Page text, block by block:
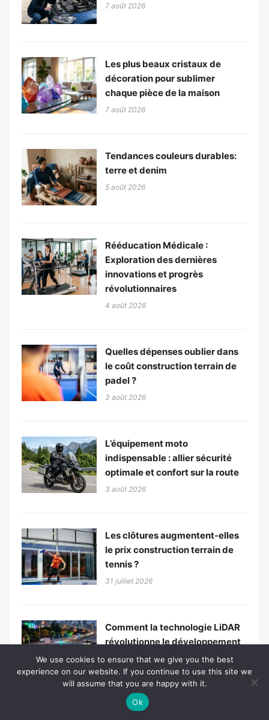
7 août 2026
Les plus beaux cristaux de
décoration pour sublimer
chaque pièce de la maison
7 août 2026
Tendances couleurs durables:
terre et denim
5 août 2026
Rééducation Médicale :
Exploration des dernières
innovations et progrès
révolutionnaires
4 août 2026
Quelles dépenses oublier dans
le coût construction terrain de
padel ?
3 août 2026
L’équipement moto
indispensable : allier sécurité
optimale et confort sur la route
3 août 2026
Les clôtures augmentent-elles
le prix construction terrain de
tennis ?
31 juillet 2026
Comment la technologie LiDAR
révolutionne le développement
des véhicules autonomes
31 juillet 2026
We use cookies to ensure that we give you the best
experience on our website. If you continue to use this site we
will assume that you are happy with it.
Ok